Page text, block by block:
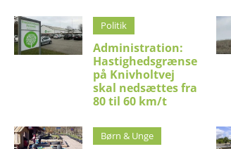
Politik
Administration:
Hastighedsgrænse
på Knivholtvej
skal nedsættes fra
80 til 60 km/t
Børn & Unge